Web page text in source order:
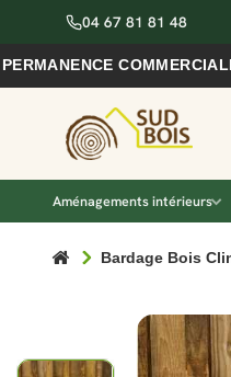
04 67 81 81 48
COMMERCIALE EST
Aménagements intérieurs
Bardage Bois